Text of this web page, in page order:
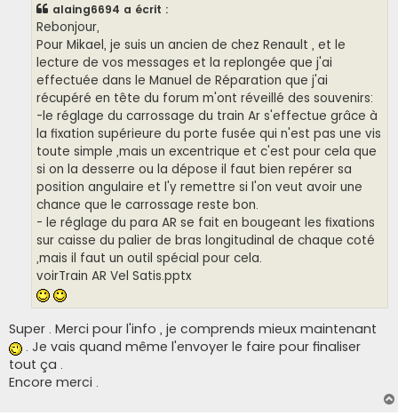
alaing6694 a écrit :
Rebonjour,
Pour Mikael, je suis un ancien de chez Renault , et le
lecture de vos messages et la replongée que j'ai
effectuée dans le Manuel de Réparation que j'ai
récupéré en tête du forum m'ont réveillé des souvenirs:
-le réglage du carrossage du train Ar s'effectue grâce à
la fixation supérieure du porte fusée qui n'est pas une vis
toute simple ,mais un excentrique et c'est pour cela que
si on la desserre ou la dépose il faut bien repérer sa
position angulaire et l'y remettre si l'on veut avoir une
chance que le carrossage reste bon.
- le réglage du para AR se fait en bougeant les fixations
sur caisse du palier de bras longitudinal de chaque coté
,mais il faut un outil spécial pour cela.
voirTrain AR Vel Satis.pptx
Super . Merci pour l'info , je comprends mieux maintenant
. Je vais quand même l'envoyer le faire pour finaliser
tout ça .
Encore merci .